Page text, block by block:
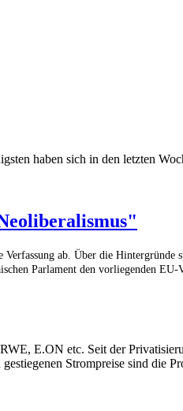
haben sich in den letzten
ab. Über die Hintergründe
Parlament den vorliegenden EU-
E.ON etc. Seit der
Strompreise sind die